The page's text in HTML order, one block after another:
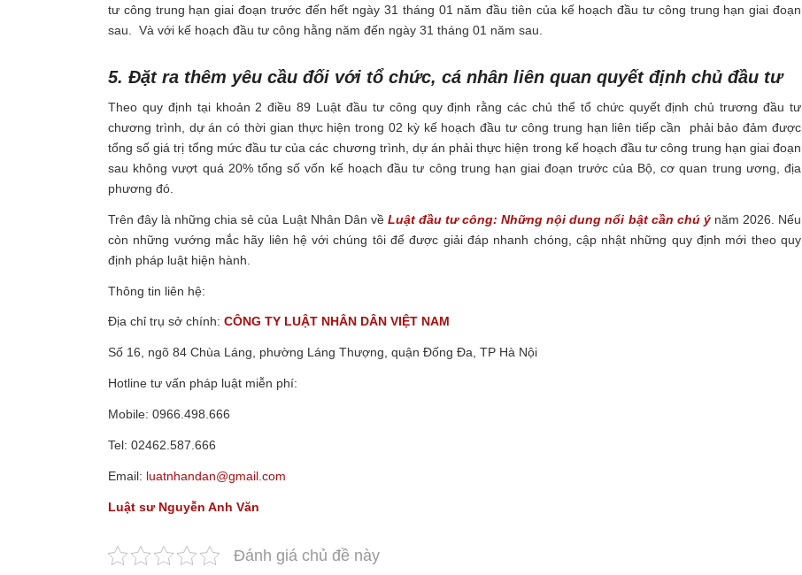
tư công trung hạn giai đoạn trước đến hết ngày 31 tháng 01 năm đầu tiên của kế hoạch đầu tư công trung hạn giai đoạn
sau. Và với kế hoạch đầu tư công hằng năm đến ngày 31 tháng 01 năm sau.
5. Đặt ra thêm yêu cầu đối với tổ chức, cá nhân liên quan quyết định chủ đầu tư
Theo quy định tại khoản 2 điều 89 Luật đầu tư công quy định rằng các chủ thể tổ chức quyết định chủ trương đầu tư
chương trình, dự án có thời gian thực hiện trong 02 kỳ kế hoạch đầu tư công trung hạn liên tiếp cần phải bảo đảm được
tổng số giá trị tổng mức đầu tư của các chương trình, dự án phải thực hiện trong kế hoạch đầu tư công trung hạn giai đoạn
sau không vượt quá 20% tổng số vốn kế hoạch đầu tư công trung hạn giai đoạn trước của Bộ, cơ quan trung ương, địa
phương đó.
Trên đây là những chia sẻ của Luật Nhân Dân về Luật đầu tư công: Những nội dung nổi bật cần chú ýnăm 2026.
Nếu
còn những vướng mắc hãy liên hệ với chúng tôi để được giải đáp nhanh chóng, cập nhật những quy định mới theo quy
định pháp luật hiện hành.
Thông tin liên hệ:
Địa chỉ trụ sở chính: CÔNG TY LUẬT NHÂN DÂN VIỆT NAM
Số 16, ngõ 84 Chùa Láng, phường Láng Thượng, quận Đống Đa, TP Hà Nội
Hotline tư vấn pháp luật miễn phí:
Mobile: 0966.498.666
Tel: 02462.587.666
Email: luatnhandan@gmail.com
Luật sư Nguyễn Anh Văn
Đánh giá chủ đề này